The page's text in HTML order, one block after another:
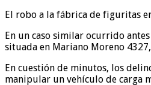
El robo a la fábrica de figuritas
En un caso similar ocurrido
situada en Mariano Moreno
En cuestión de minutos, los
manipular un vehículo de carga